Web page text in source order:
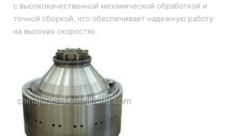
с высококачественной механической обработкой и
точной сборкой, что обеспечивает надежную работу
на высоких скоростях.